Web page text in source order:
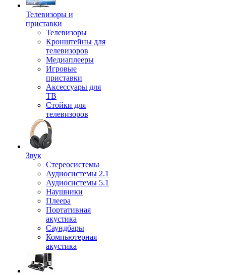
Телевизоры и
приставки
Телевизоры
Кронштейны для
телевизоров
Медиаплееры
Игровые
приставки
Аксессуары для
ТВ
Стойки для
телевизоров
Звук
Стереосистемы
Аудиосистемы 2.1
Аудиосистемы 5.1
Наушники
Плеера
Портативная
акустика
Саундбары
Компьютерная
акустика